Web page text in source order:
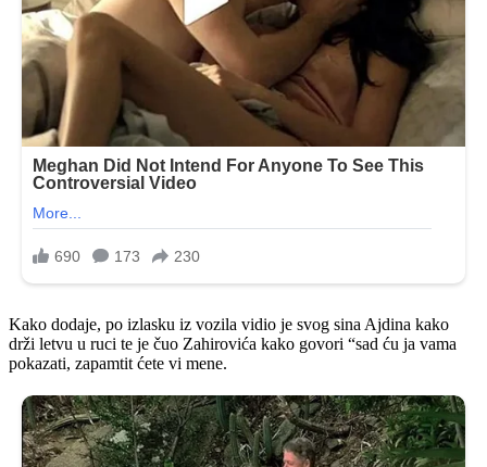
Kako dodaje, po izlasku iz vozila vidio je svog sina Ajdina kako
drži letvu u ruci te je čuo Zahirovića kako govori “sad ću ja vama
pokazati, zapamtit ćete vi mene.